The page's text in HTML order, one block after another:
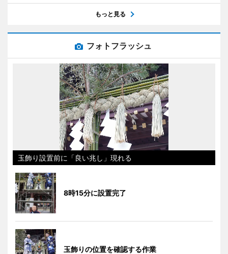
もっと見る
フォトフラッシュ
玉飾り設置前に「良い兆し」現れる
8時15分に設置完了
玉飾りの位置を確認する作業